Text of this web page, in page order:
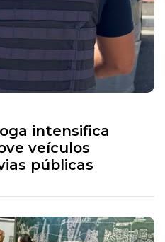
intensifica
veículos
públicas